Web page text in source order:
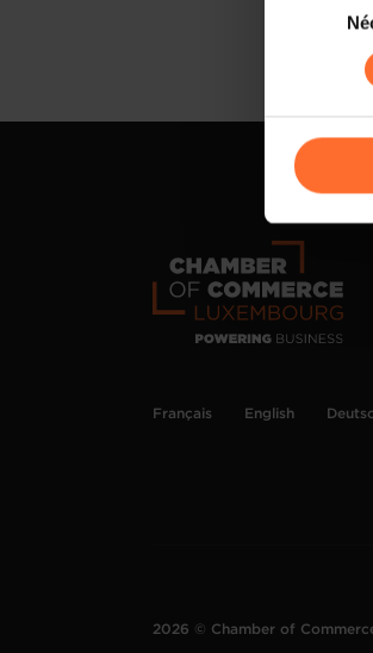
Il est
cas de
gauche
Français English
2026 © Chamber of